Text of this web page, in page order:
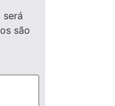
será
são